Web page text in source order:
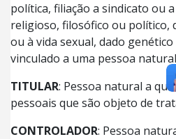
política, filiação a sindicato ou
religioso, filosófico ou político,
ou à vida sexual, dado
vinculado a uma pessoa
TITULAR: Pessoa natural a
pessoais que são objeto de
CONTROLADOR: Pessoa